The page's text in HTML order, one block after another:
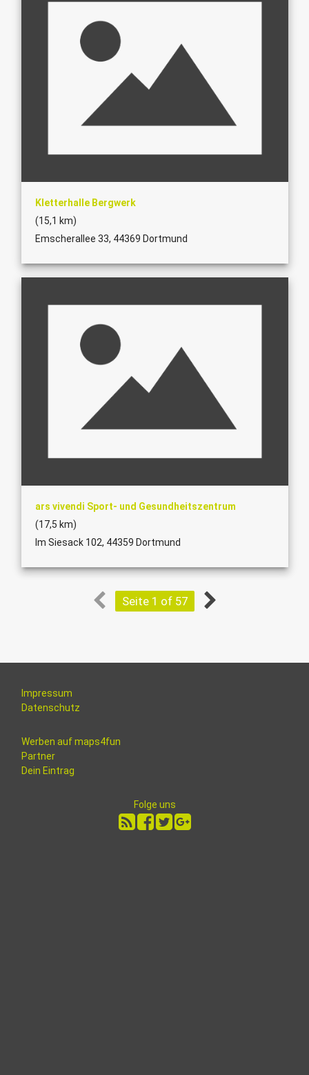
Kletterhalle Bergwerk
(15,1 km)
Emscherallee 33, 44369 Dortmund
ars vivendi Sport- und Gesundheitszentrum
(17,5 km)
Im Siesack 102, 44359 Dortmund
Seite 1 of 57
Impressum
Datenschutz
Werben auf maps4fun
Partner
Dein Eintrag
Folge uns